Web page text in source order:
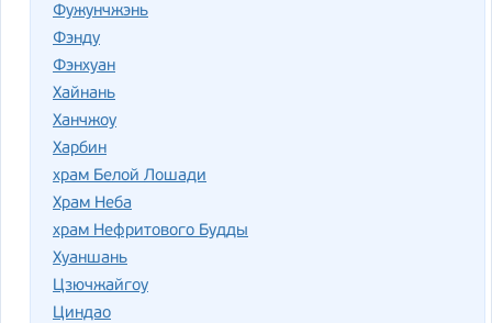
Фужунчжэнь
Фэнду
Фэнхуан
Хайнань
Ханчжоу
Харбин
храм Белой Лошади
Храм Неба
храм Нефритового Будды
Хуаншань
Цзючжайгоу
Циндао